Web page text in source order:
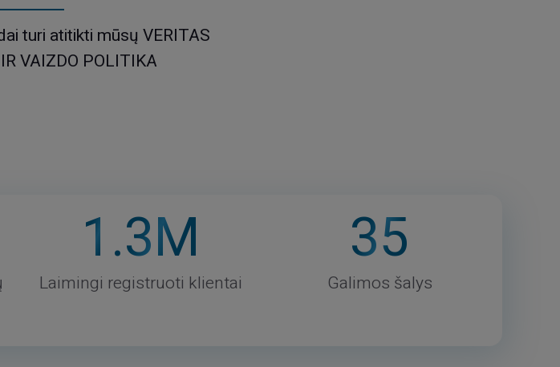
turi atitikti mūsų VERITAS
VAIZDO POLITIKA
1.3M
Laimingi registruoti klientai
35
Galimos šalys